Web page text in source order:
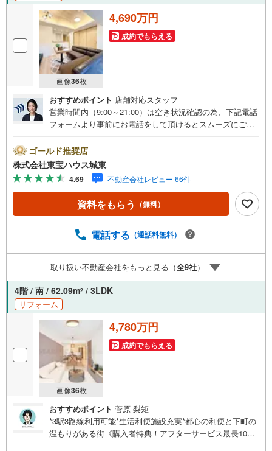
画像36枚
4,690万円
成約でもらえる
おすすめポイント 店舗対応スタッフ
営業時間内（9:00～21:00）は空き状況確認の為、下記電話
フォームより事前にお電話をして頂けるとスムーズにご案
カレンダーの作成▽ご購入後もお客様の人生のパートナー
として暮らしの「安心」を守り続けます。【Yahoo！ 不動
産キャンペーン対象店舗】当店で物件を成約するとPayPay
ボーナスライトがもらえる「Yahoo！ 不動産 物件ご成約キ
ャンペーン」の対象になります。「資料をもらう」「見学
予約をする」ボタンからお問い合わせください。※必ずYah
スライトは出金と譲渡はできません。ご案内・詳細な資料
（諸費用もOK）お気軽にお問い合わせください。
ゴールド推奨店
株式会社東宝ハウス城東
4.69 不動産会社レビュー 66件
資料をもらう （無料）
電話する （通話料無料）
取り扱い不動産会社をもっと見る（全9社）
4階 / 南 / 62.09m2 / 3LDK
リフォーム
画像36枚
4,780万円
成約でもらえる
おすすめポイント 菅原 梨矩
*3駅3路線利用可能*生活利便施設充実*都心の利便と下町の
温もりがある街《購入者特典！アフターサービス最長10年